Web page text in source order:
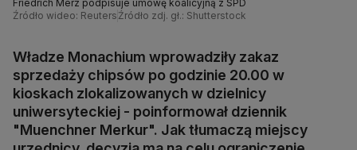
Friedrich Merz podpisuje umowę koalicyjną z SPD
Źródło wideo: Reuters Źródło zdj. gł.: Shutterstock
Władze Monachium wprowadziły zakaz
sprzedaży chipsów po godzinie 20.00 w
kioskach zlokalizowanych w dzielnicy
uniwersyteckiej - poinformował dziennik
"Muenchner Merkur". Jak tłumaczą miejscy